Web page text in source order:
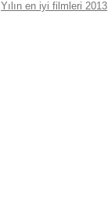
Yılın en iyi filmleri 2013